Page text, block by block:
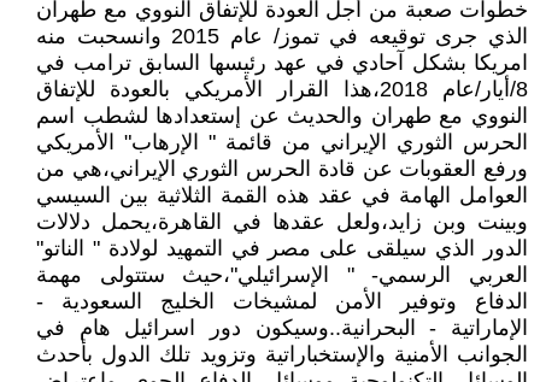
خطوات صعبة من أجل العودة للإتفاق النووي مع طهران
الذي جرى توقيعه في تموز/ عام 2015 وانسحبت منه
امريكا بشكل آحادي في عهد رئيسها السابق ترامب في
8/أيار/عام 2018،هذا القرار الأمريكي بالعودة للإتفاق
النووي مع طهران والحديث عن إستعدادها لشطب اسم
الحرس الثوري الإيراني من قائمة " الإرهاب" الأمريكي
ورفع العقوبات عن قادة الحرس الثوري الإيراني،هي من
العوامل الهامة في عقد هذه القمة الثلاثية بين السيسي
وبينت وبن زايد،ولعل عقدها في القاهرة،يحمل دلالات
الدور الذي سيلقى على مصر في التمهيد لولادة " الناتو"
العربي الرسمي- " الإسرائيلي"،حيث ستتولى مهمة
الدفاع وتوفير الأمن لمشيخات الخليج السعودية -
الإماراتية - البحرانية..وسيكون دور اسرائيل هام في
الجوانب الأمنية والإستخباراتية وتزويد تلك الدول بأحدث